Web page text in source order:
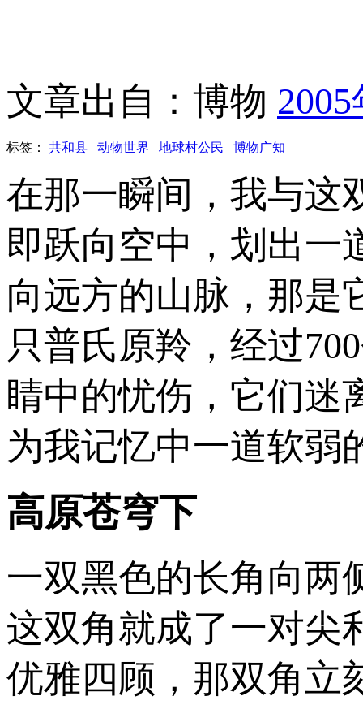
文章出自：博物
标签： 共和县 动物世界 地球村公民 博物广知
在那一瞬间，我与这
即跃向空中，划出一
向远方的山脉，那是
只普氏原羚，经过
睛中的忧伤，它们迷
为我记忆中一道软弱
高原苍穹下
一双黑色的长角向两
这双角就成了一对尖
优雅四顾，那双角立